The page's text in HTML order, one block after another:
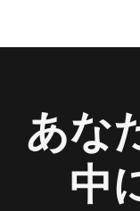
あな
中